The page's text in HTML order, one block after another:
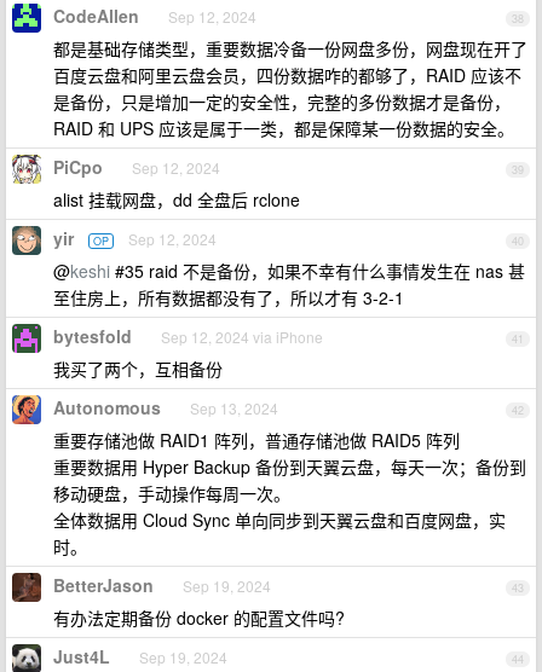
38
CodeAllen Sep 12, 2024
都是基础存储类型，重要数据冷备一份网盘多份，网盘现在开了
百度云盘和阿里云盘会员，四份数据咋的都够了，RAID 应该不
是备份，只是增加一定的安全性，完整的多份数据才是备份，
RAID 和 UPS 应该是属于一类，都是保障某一份数据的安全。
39
PiCpo Sep 12, 2024
alist 挂载网盘，dd 全盘后 rclone
40
yir OP Sep 12, 2024
@keshi #35 raid 不是备份，如果不幸有什么事情发生在 nas 甚
至住房上，所有数据都没有了，所以才有 3-2-1
41
bytesfold Sep 12, 2024 via iPhone
我买了两个，互相备份
42
Autonomous Sep 13, 2024
重要存储池做 RAID1 阵列，普通存储池做 RAID5 阵列
重要数据用 Hyper Backup 备份到天翼云盘，每天一次；备份到
移动硬盘，手动操作每周一次。
全体数据用 Cloud Sync 单向同步到天翼云盘和百度网盘，实
时。
43
BetterJason Sep 19, 2024
有办法定期备份 docker 的配置文件吗?
44
Just4L Sep 19, 2024